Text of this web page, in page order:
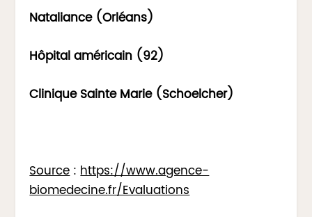
Nataliance (Orléans)
Hôpital américain (92)
Clinique Sainte Marie (Schoelcher)
Source:https://www.agence-
biomedecine.fr/Evaluations